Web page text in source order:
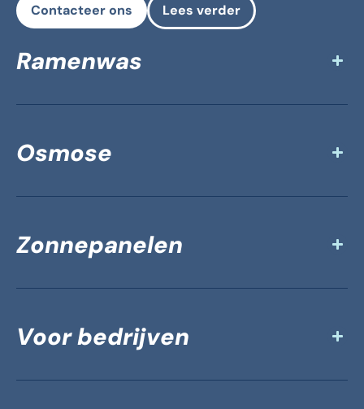
Contacteer ons Lees verder
Ramenwas
Osmose
Zonnepanelen
Voor bedrijven